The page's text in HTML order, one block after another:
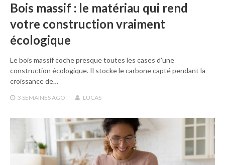
Bois massif : le matériau qui rend
votre construction vraiment
écologique
Le bois massif coche presque toutes les cases d'une
construction écologique. Il stocke le carbone capté pendant la
croissance de…
3 SEMAINESAGO LUCAS